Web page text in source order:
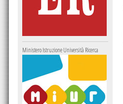
Ministero Istruzione Università Ricerca